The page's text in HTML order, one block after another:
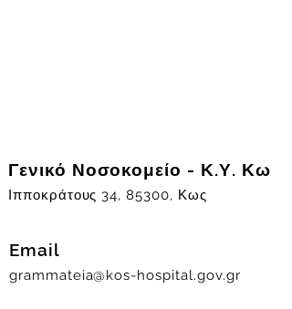
Γενικό Νοσοκομείο - Κ.Υ. Κω
Ιπποκράτους 34, 85300, Κως
Email
grammateia@kos-hospital.gov.gr